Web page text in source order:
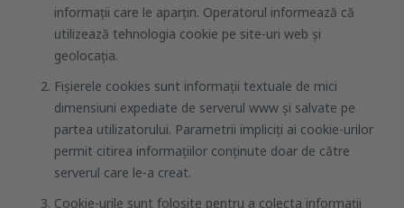
informații care le aparțin. Operatorul informează că
utilizează tehnologia cookie pe site-uri web și
geolocația.
Fişierele cookies sunt informații textuale de mici
dimensiuni expediate de serverul www și salvate pe
partea utilizatorului. Parametrii impliciți ai cookie-urilor
permit citirea informațiilor conținute doar de către
serverul care le-a creat.
Cookie-urile sunt folosite pentru a colecta informații